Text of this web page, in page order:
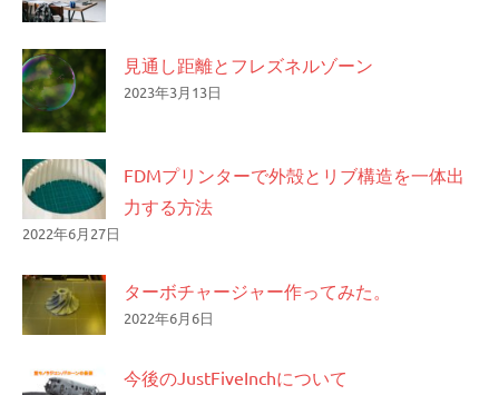
見通し距離とフレズネルゾーン
2023年3月13日
FDMプリンターで外殻とリブ構造を一体出
力する方法
2022年6月27日
ターボチャージャー作ってみた。
2022年6月6日
今後のJustFiveInchについて